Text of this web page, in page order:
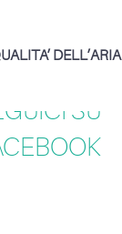
DELL’ARIA
SU